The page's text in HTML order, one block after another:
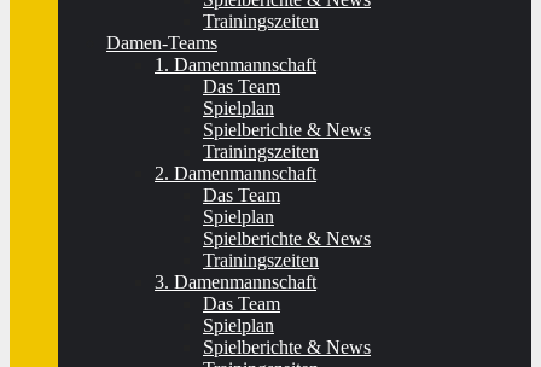
Trainingszeiten
Damen-Teams
1. Damenmannschaft
Das Team
Spielplan
Spielberichte & News
Trainingszeiten
2. Damenmannschaft
Das Team
Spielplan
Spielberichte & News
Trainingszeiten
3. Damenmannschaft
Das Team
Spielplan
Spielberichte & News